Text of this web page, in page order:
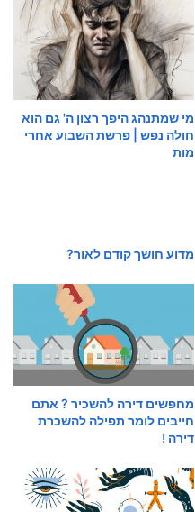
מי שמתנהג היפך רצון ה' גם הוא
חולה נפש | פרשת השבוע אחרי
מות
מדוע חושך קודם לאור?
מחפשים דירה להשכיר ? אתם
חייבים לומר תפילה להשכרת
דירה !